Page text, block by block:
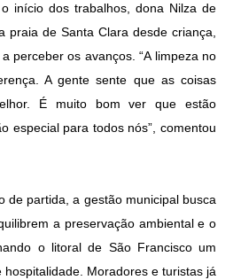
início dos trabalhos, dona Nilza de
praia de Santa Clara desde criança,
perceber os avanços. “A limpeza no
A gente sente que as coisas
É muito bom ver que estão
especial para todos nós”, comentou
de partida, a gestão municipal busca
a preservação ambiental e o
o litoral de São Francisco um
Moradores e turistas já